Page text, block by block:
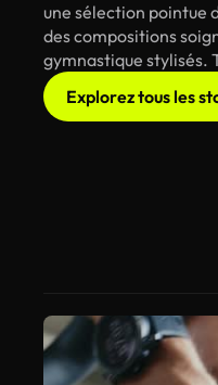
une sélection pointue
des compositions
gymnastique stylisés.
Explorez tous les